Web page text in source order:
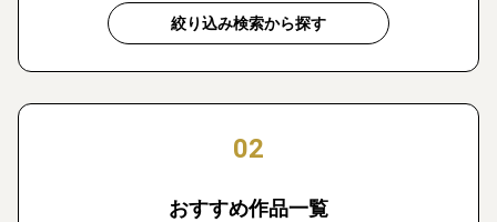
絞り込み検索から探す
02
おすすめ作品一覧